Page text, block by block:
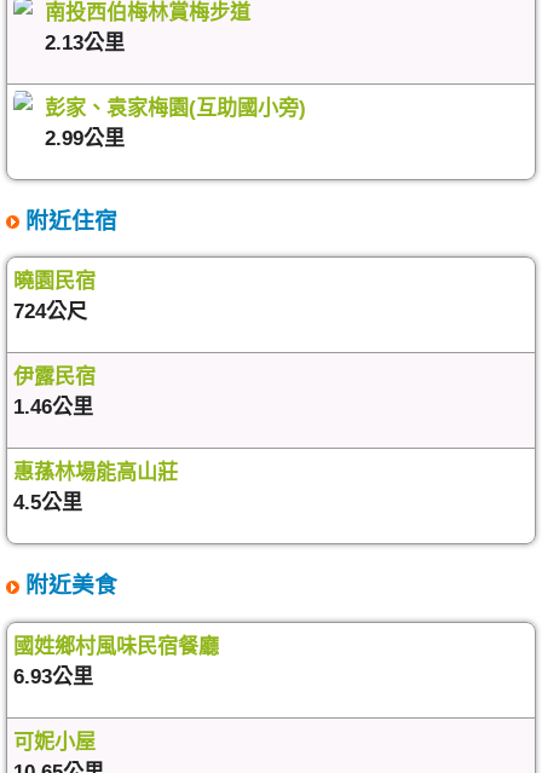
南投西伯梅林賞梅步道
2.13公里
彭家、袁家梅園(互助國小旁)
2.99公里
附近住宿
曉園民宿
724公尺
伊露民宿
1.46公里
惠蓀林場能高山莊
4.5公里
附近美食
國姓鄉村風味民宿餐廳
6.93公里
可妮小屋